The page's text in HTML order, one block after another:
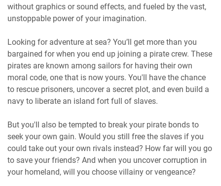
without graphics or sound effects, and fueled by the vast,
unstoppable power of your imagination.
Looking for adventure at sea? You’ll get more than you
bargained for when you end up joining a pirate crew. These
pirates are known among sailors for having their own
moral code, one that is now yours. You'll have the chance
to rescue prisoners, uncover a secret plot, and even build a
navy to liberate an island fort full of slaves.
But you'll also be tempted to break your pirate bonds to
seek your own gain. Would you still free the slaves if you
could take out your own rivals instead? How far will you go
to save your friends? And when you uncover corruption in
your homeland, will you choose villainy or vengeance?